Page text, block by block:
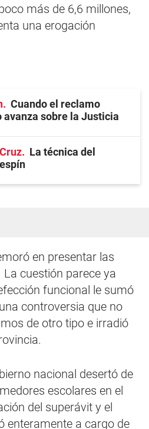
más de 6,6 millones,
una erogación
Cuando el reclamo
avanza sobre la Justicia
La técnica del
en presentar las
La cuestión parece ya
funcional le sumó
controversia que no
de otro tipo e irradió
nacional desertó de
escolares en el
del superávit y el
enteramente a cargo de